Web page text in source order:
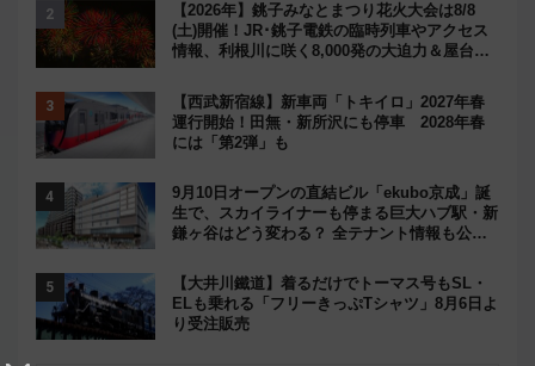
【2026年】銚子みなとまつり花火大会は8/8
(土)開催！JR･銚子電鉄の臨時列車やアクセス
情報、利根川に咲く8,000発の大迫力＆屋台を
【西武新宿線】新車両「トキイロ」2027年春
運行開始！田無・新所沢にも停車 2028年春
には「第2弾」も
9月10日オープンの直結ビル「ekubo京成」誕
生で、スカイライナーも停まる巨大ハブ駅・新
鎌ヶ谷はどう変わる？ 全テナント情報も公
【大井川鐵道】着るだけでトーマス号もSL・
ELも乗れる「フリーきっぷTシャツ」8月6日よ
り受注販売